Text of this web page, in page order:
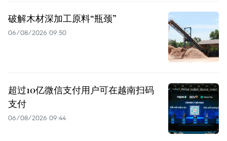
破解木材深加工原料“瓶颈”
06/08/2026 09:50
超过10亿微信支付用户可在越南扫码
支付
06/08/2026 09:44